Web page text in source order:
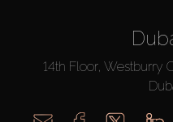
14th Floor, Westburry